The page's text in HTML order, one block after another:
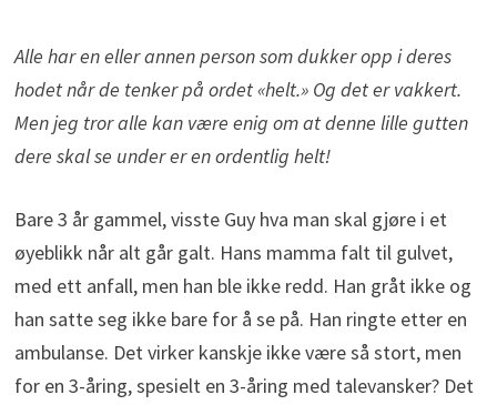
Alle har en eller annen person som dukker opp i deres
hodet når de tenker på ordet «helt.» Og det er vakkert.
Men jeg tror alle kan være enig om at denne lille gutten
dere skal se under er en ordentlig helt!
Bare 3 år gammel, visste Guy hva man skal gjøre i et
øyeblikk når alt går galt. Hans mamma falt til gulvet,
med ett anfall, men han ble ikke redd. Han gråt ikke og
han satte seg ikke bare for å se på. Han ringte etter en
ambulanse. Det virker kanskje ikke være så stort, men
for en 3-åring, spesielt en 3-åring med talevansker? Det